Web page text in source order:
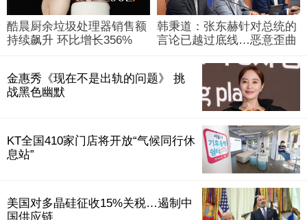
酷晨厨余垃圾处理器销售额
持续飙升 环比增长356%
韩秉道：张东赫针对总统的
言论已越过底线…恶意歪曲
金惠秀《现在不是出轨的问题》 挑
战黑色幽默
KT全国410家门店将开放“气候同行休
息站”
美国对多晶硅征收15%关税…遏制中
国供应链